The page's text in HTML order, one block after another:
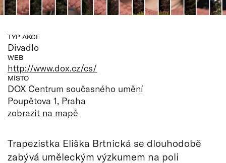
TYP AKCE
Divadlo
WEB
http://www.dox.cz/cs/
MÍSTO
DOX Centrum současného umění
Poupětova 1, Praha
zobrazit na mapě
Trapezistka Eliška Brtnická se dlouhodobě
zabývá uměleckým výzkumem na poli